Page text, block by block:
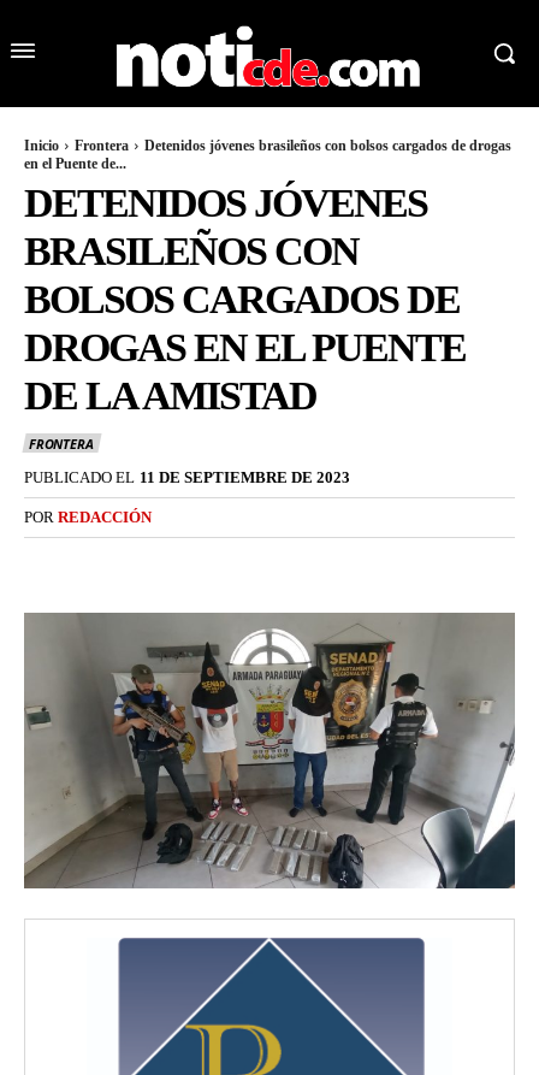
Inicio Frontera
Detenidos jóvenes brasileños con bolsos cargados de drogas
en el Puente de...
DETENIDOS JÓVENES
BRASILEÑOS CON
BOLSOS CARGADOS DE
DROGAS EN EL PUENTE
DE LA AMISTAD
FRONTERA
PUBLICADO EL 11 DE SEPTIEMBRE DE 2023
POR REDACCIÓN